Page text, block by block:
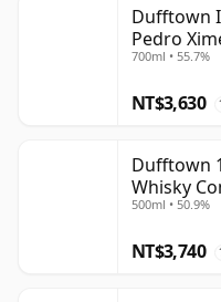
Dufftown
Pedro
700ml • 55.7%
NT$3,630
Dufftown
Whisky
500ml • 50.9%
NT$3,740